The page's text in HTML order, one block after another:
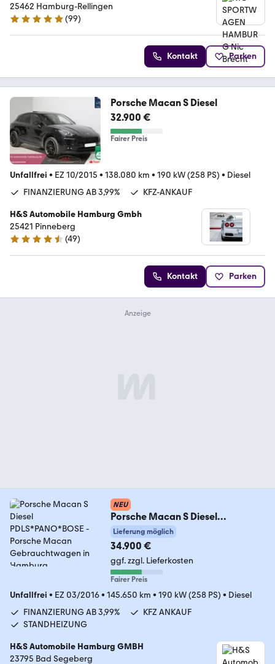
25462 Hamburg-Rellingen
4.9 Sterne
(99)
Kontakt Parken
Porsche Macan S Diesel
32.900 €
Fairer Preis
Unfallfrei • EZ 10/2015 • 138.080 km • 190 kW (258 PS) • Diesel
FINANZIERUNG AB 3,99%
KFZ-ANKAUF
H&S Automobile Hamburg Gmbh
25421 Pinneberg
4.6 Sterne
(49)
Kontakt Parken
NEU
Porsche Macan S Diesel
PDLS*PANO*BOSE
Lieferung möglich
34.900 €
ggf. zzgl. Lieferkosten
Fairer Preis
Unfallfrei • EZ 03/2016• 145.650 km • 190 kW (258 PS) • Diesel
FINANZIERUNG AB 3,99%
KFZ ANKAUF
STANDHEIZUNG
H&S Automobile Hamburg GMBH
23795 Bad Segeberg